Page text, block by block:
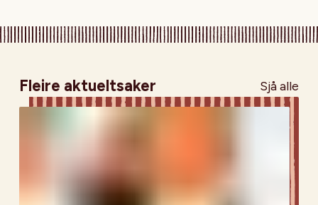
Fleire aktueltsaker Sjå alle